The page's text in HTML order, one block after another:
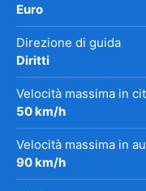
Euro
Direzione di guida
Diritti
Velocità massima in
50 km/h
Velocità massima in
90 km/h